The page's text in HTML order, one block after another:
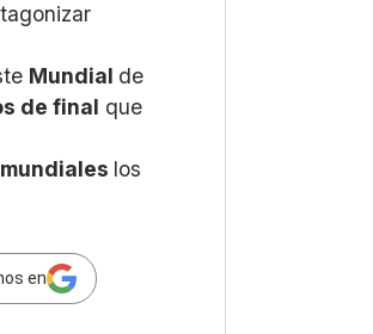
Mundial de
de final que
mundiales los
en